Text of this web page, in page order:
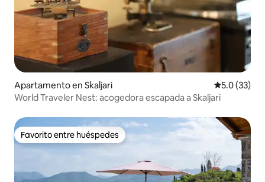
Apartamento en Skaljari Calificación
5.0 (33)
World Traveler Nest: acogedora escapada a Skaljari
Favorito entre huéspedes
Favorito entre huéspedes